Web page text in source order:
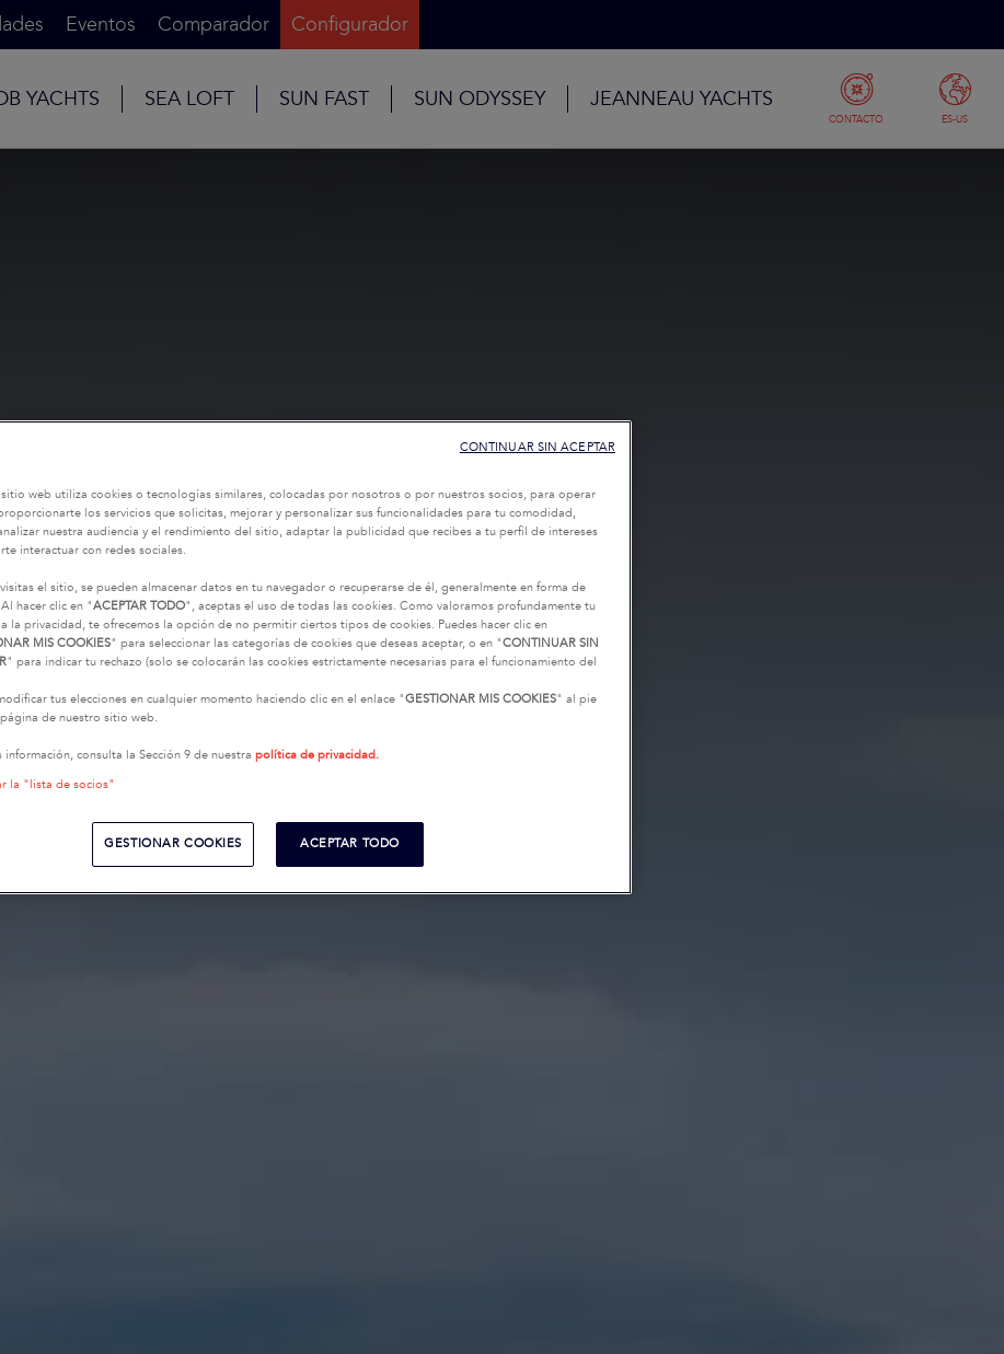
Eventos Comparador Configurador
YACHTS SEA LOFT SUN FAST SUN ODYSSEY JEANNEAU YACHTS
CONTACTO ES-US
web utiliza cookies o tecnologías similares, colocadas por nosotros o por nuestros socios, para operar
los servicios que solicitas, mejorar y personalizar sus funcionalidades para tu comodidad,
nuestra audiencia y el rendimiento del sitio, adaptar la publicidad que recibes a tu perfil de intereses
interactuar con redes sociales.
el sitio, se pueden almacenar datos en tu navegador o recuperarse de él, generalmente en forma de
hacer clic en "ACEPTAR TODO", aceptas el uso de todas las cookies. Como valoramos profundamente tu
la privacidad, te ofrecemos la opción de no permitir ciertos tipos de cookies. Puedes hacer clic en
MIS COOKIES" para seleccionar las categorías de cookies que deseas aceptar, o en "CONTINUAR SIN
" para indicar tu rechazo (solo se colocarán las cookies estrictamente necesarias para el funcionamiento del
tus elecciones en cualquier momento haciendo clic en el enlace "GESTIONAR MIS COOKIES" al pie
de nuestro sitio web.
información, consulta la Sección 9 de nuestra política de privacidad.
la "lista de socios"
GESTIONAR COOKIES ACEPTAR TODO
CONTINUAR SIN ACEPTAR